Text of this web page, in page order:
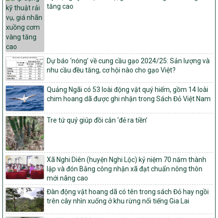
Quyết định số 16/2026/QĐ-TTg
Quy định nguyên tắc, tiêu chí, định mức phân bổ ngân sách trung
ương và tỉ lệ vốn đối ứng ngân sách của địa phương thực hiện
Chương trình mục tiêu quốc gia xây dựng nông thôn mới, giảm
nghèo bền vững và phát triển kinh tế – xã hội vùng đồng bào dân
tộc thiểu số và miền núi giai đoạn 2026 – 2030
1451/QĐ-UBND
Phê duyệt danh sách các xã thuộc nhóm 1, nhóm 2, nhóm 3
trong xây dựng nông thôn mới giai đoạn 2026-2030 trên địa bàn
tỉnh Nghệ An
103/PTNT-NTM
Về việc đăng ký thực hiện Dự án liên kết theo chuỗi giá trị thuộc
Dự án 2 – Chương trình Mục tiêu quốc gia Giảm nghèo bền vững
giai đoạn 2021-2025 được kéo dài sang năm 2026
827/QĐ-BNNMT
Quyết định Ban hành Kế hoạch triển khai thực hiện Chương trình
mục tiêu quốc gia xây dựng nông thôn mới, giảm nghèo bền
vững và phát triển kinh tế – xã hội vùng đồng bào dân tộc thiểu
số và miền núi giai đoạn 2026-2035, giai đoạn I: Từ năm 2026
đến năm 2030
tăng cao
Dự báo ‘nóng’ về cung cầu gạo 2024/25: Sản lượng và
nhu cầu đều tăng, cơ hội nào cho gạo Việt?
Quảng Ngãi có 53 loài động vật quý hiếm, gồm 14 loài
chim hoang dã được ghi nhận trong Sách Đỏ Việt Nam
Tre tứ quý giúp đồi cằn ‘đẻ ra tiền’
Xã Nghi Diên (huyện Nghi Lộc) kỷ niệm 70 năm thành
lập và đón Bằng công nhận xã đạt chuẩn nông thôn
mới nâng cao
Đàn động vật hoang dã có tên trong sách Đỏ hay ngồi
trên cây nhìn xuống ở khu rừng nổi tiếng Gia Lai